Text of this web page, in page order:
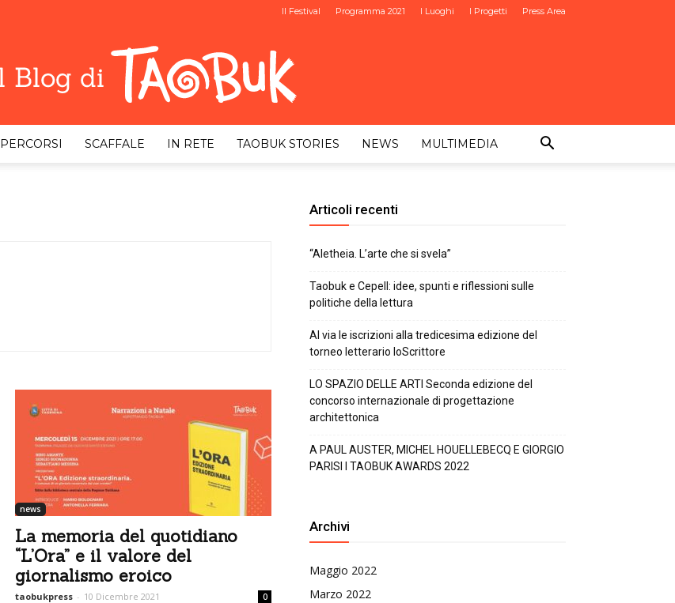
Il Festival Programma 2021 I Luoghi I Progetti Press Area
PERCORSI SCAFFALE IN RETE TAOBUK STORIES NEWS MULTIMEDIA
news
La memoria del quotidiano
“L’Ora” e il valore del
giornalismo eroico
taobukpress - 10 Dicembre 2021 0
Articoli recenti
“Aletheia. L’arte che si svela”
Taobuk e Cepell: idee, spunti e riflessioni sulle
politiche della lettura
Al via le iscrizioni alla tredicesima edizione del
torneo letterario IoScrittore
LO SPAZIO DELLE ARTI Seconda edizione del
concorso internazionale di progettazione
architettonica
A PAUL AUSTER, MICHEL HOUELLEBECQ E GIORGIO
PARISI I TAOBUK AWARDS 2022
Archivi
Maggio 2022
Marzo 2022